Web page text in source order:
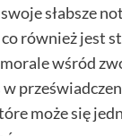
słabsze
co również jest
wśród
może się